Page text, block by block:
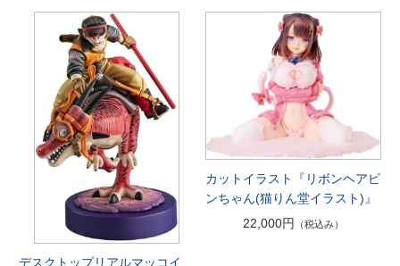
デスクトップリアルマッコイ
カットイラスト『リボンヘアピ
ンちゃん(猫りん堂イラスト)』
22,000円
（税込み）